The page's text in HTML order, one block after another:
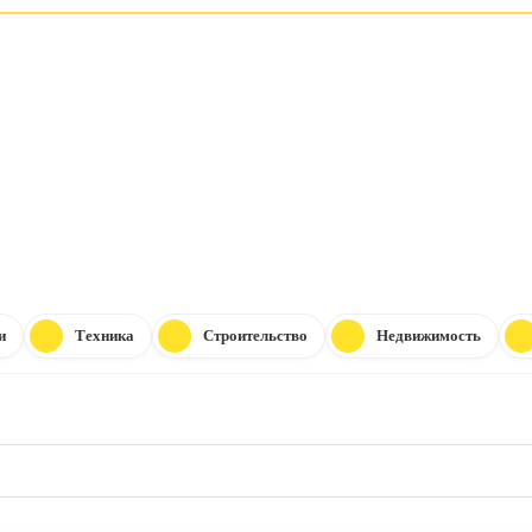
Техника Строительство Недвижимость